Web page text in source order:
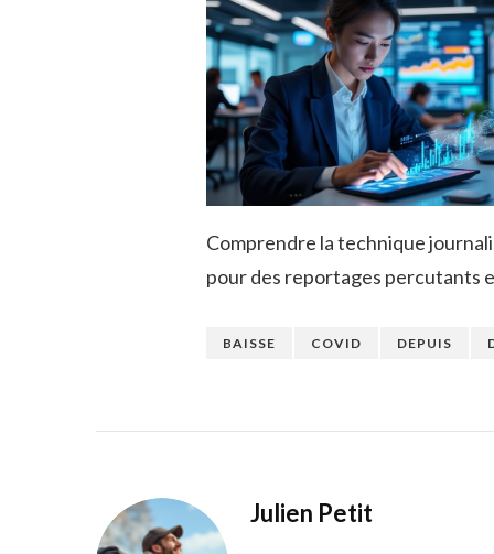
Comprendre la technique
pour des reportages percutants
BAISSE COVID DEPUIS
Julien Petit